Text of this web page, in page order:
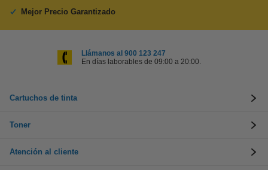
Mejor Precio Garantizado
Llámanos al 900 123 247
En días laborables de 09:00 a 20:00.
Cartuchos de tinta
Toner
Atención al cliente